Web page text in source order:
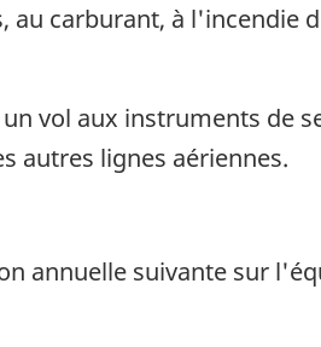
carburant, à l'incendie
vol aux instruments de
autres lignes aériennes.
annuelle suivante sur